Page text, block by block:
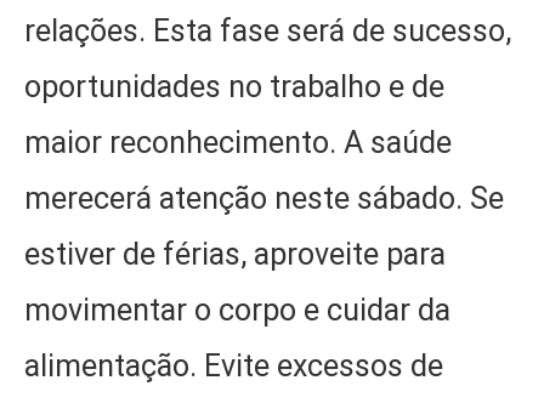
relações. Esta fase será de sucesso,
oportunidades no trabalho e de
maior reconhecimento. A saúde
merecerá atenção neste sábado. Se
estiver de férias, aproveite para
movimentar o corpo e cuidar da
alimentação. Evite excessos de